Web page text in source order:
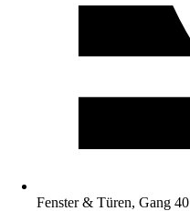
Fenster & Türen, Gang 40